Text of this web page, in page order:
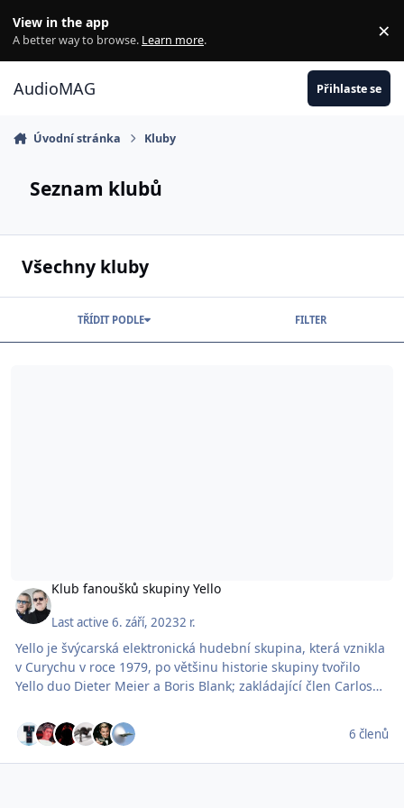
View in the app
A better way to browse. Learn more. ×
AudioMAG Přihlaste se
Úvodní stránka Kluby
Seznam klubů
Všechny kluby
TŘÍDIT PODLE FILTER
Klub fanoušků skupiny Yello
Last active 6. září, 20232 r.
Yello je švýcarská elektronická hudební skupina, která vznikla
v Curychu v roce 1979, po většinu historie skupiny tvořilo
Yello duo Dieter Meier a Boris Blank; zakládající člen Carlos
neobvyklými hudebními samply a velkým důrazem na
rytmiku, přičemž Meier je zpěvákem a textařem a Blank
obstarává hudbu.
6 členů